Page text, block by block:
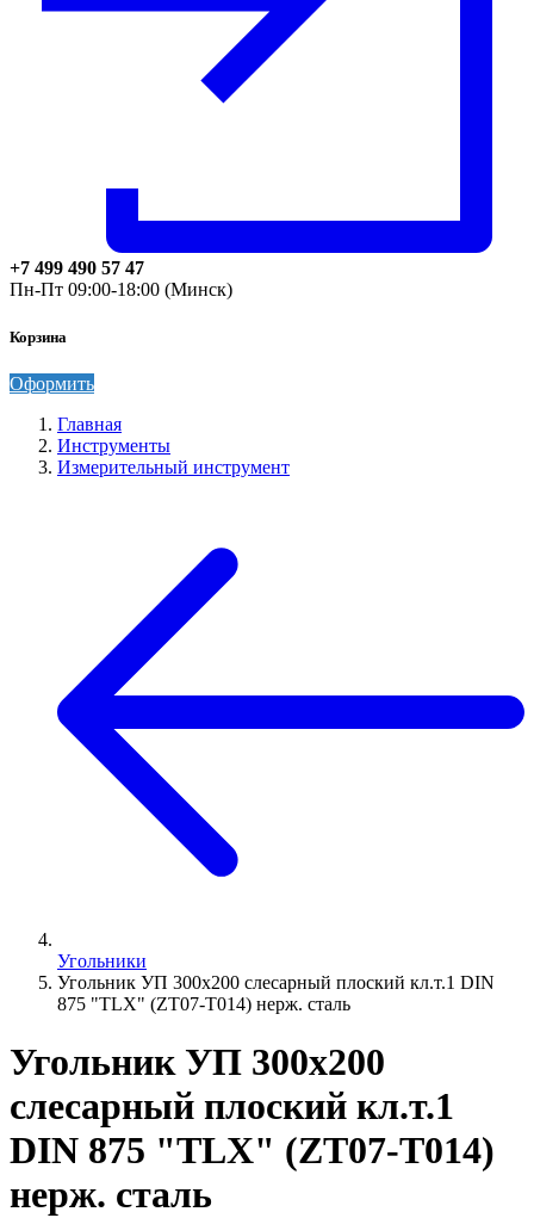
+7 499 490 57 47
Пн-Пт 09:00-18:00 (Минск)
Корзина
Оформить
Главная
Инструменты
Измерительный инструмент
Угольники
Угольник УП 300х200 слесарный плоский кл.т.1 DIN
875 "TLX" (ZT07-T014) нерж. сталь
Угольник УП 300х200
слесарный плоский кл.т.1
DIN 875 "TLX" (ZT07-T014)
нерж. сталь